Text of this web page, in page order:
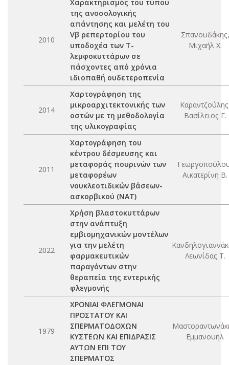
2010
Χαρακτηρισμός του τύπου
της ανοσολογικής
απάντησης και μελέτη του
Vβ ρεπερτορίου του
υποδοχέα των Τ-
λεμφοκυττάρων σε
πάσχοντες από χρόνια
ιδιοπαθή ουδετεροπενία
Σπανουδάκης,
Μιχαήλ Χ.
2014
Χαρτογράφηση της
μικροαρχιτεκτονικής των
οστών με τη μεθοδολογία
της υλικογραφίας
Βασίλειος Γ.
2011
Χαρτογράφηση του
κέντρου δέσμευσης και
μεταφοράς πουρινών των
μεταφορέων
νουκλεοτιδικών βάσεων-
ασκορβικού (ΝΑΤ)
Αικατερίνη Β.
2022
Χρήση βλαστοκυττάρων
στην ανάπτυξη
εμβιομηχανικών μοντέλων
για την μελέτη
φαρμακευτικών
παραγόντων στην
θεραπεία της εντερικής
φλεγμονής
Λεωνίδας Τ.
1979
ΧΡΟΝΙΑΙ ΦΛΕΓΜΟΝΑΙ
ΠΡΟΣΤΑΤΟΥ ΚΑΙ
ΣΠΕΡΜΑΤΟΔΟΧΩΝ
ΚΥΣΤΕΩΝ ΚΑΙ ΕΠΙΔΡΑΣΙΣ
ΑΥΤΩΝ ΕΠΙ ΤΟΥ
ΣΠΕΡΜΑΤΟΣ
Εμμανουήλ